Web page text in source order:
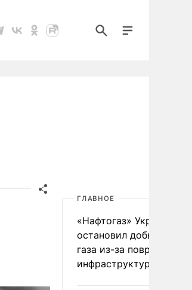
ГЛАВНОЕ
«Нафтогаз» Украины
остановил добычу
газа из-за повреждения
инфраструктуры